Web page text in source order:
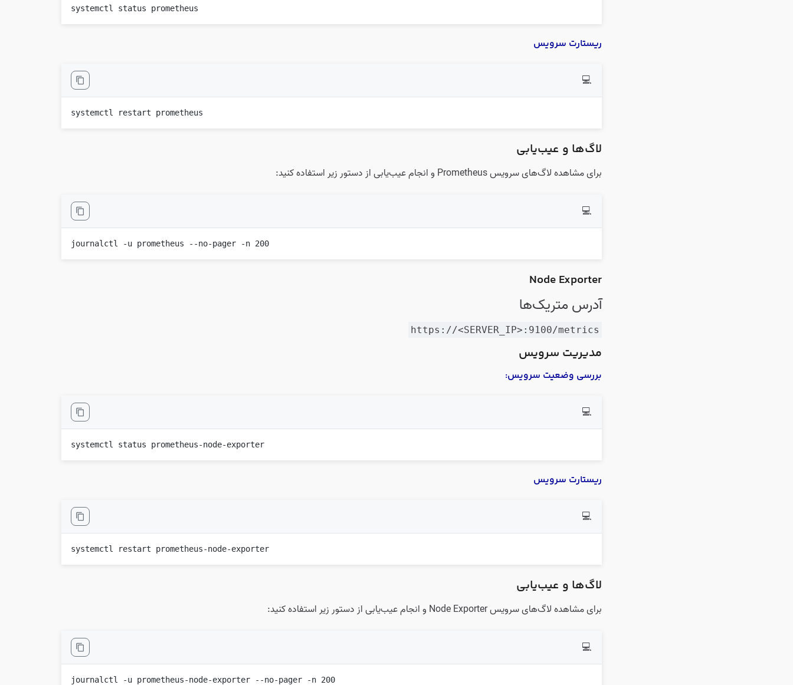
systemctl status prometheus
ریستارت سرویس
💻
systemctl restart prometheus
لاگ‌ها و عیب‌یابی
برای مشاهده لاگ‌های سرویس Prometheus و انجام عیب‌یابی از دستور زیر استفاده کنید:
💻
journalctl -u prometheus --no-pager -n 200
Node Exporter
آدرس متریک‌ها
https://<SERVER_IP>:9100/metrics
مدیریت سرویس
بررسی وضعیت سرویس:
💻
systemctl status prometheus-node-exporter
ریستارت سرویس
💻
systemctl restart prometheus-node-exporter
لاگ‌ها و عیب‌یابی
برای مشاهده لاگ‌های سرویس Node Exporter و انجام عیب‌یابی از دستور زیر استفاده کنید:
💻
journalctl -u prometheus-node-exporter --no-pager -n 200